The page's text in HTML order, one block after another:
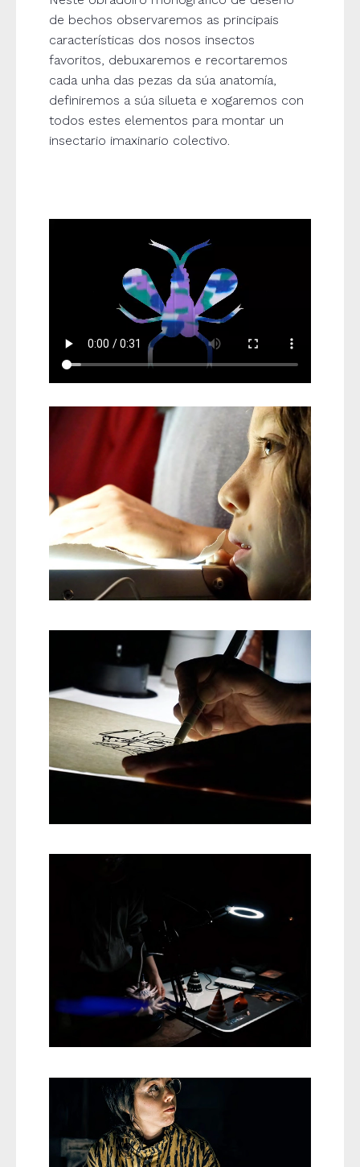
de bechos observaremos as principais
características dos nosos insectos
favoritos, debuxaremos e recortaremos
cada unha das pezas da súa anatomía,
definiremos a súa silueta e xogaremos con
todos estes elementos para montar un
insectario imaxinario colectivo.